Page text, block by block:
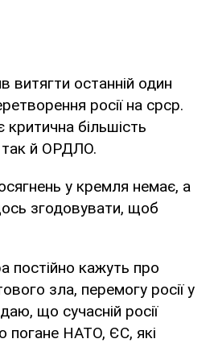
витягти останній один
росії на срср.
більшість
так й ОРДЛО.
у кремля немає, а
згодовувати, щоб
постійно кажуть про
зла, перемогу росії у
що сучасній росії
погане НАТО, ЄС, які